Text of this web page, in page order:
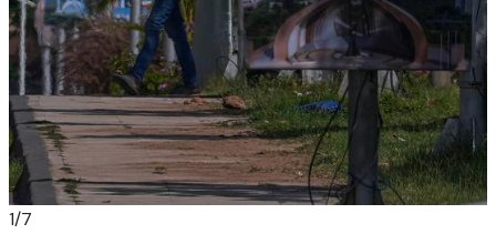
1/7